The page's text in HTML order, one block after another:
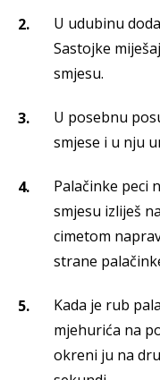
U udubinu
Sastojke
smjesu.
U posebnu
smjese i u nju
Palačinke peci
smjesu izliješ
cimetom
strane
Kada je rub
mjehurića na
okreni ju na